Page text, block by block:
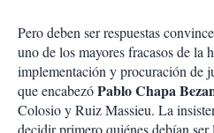
Pero deben ser respuestas
uno de los mayores fracasos de la
implementación y procuración de
que encabezóPablo Chapa
Colosio y Ruiz Massieu. La
decidir primero quiénes debían ser